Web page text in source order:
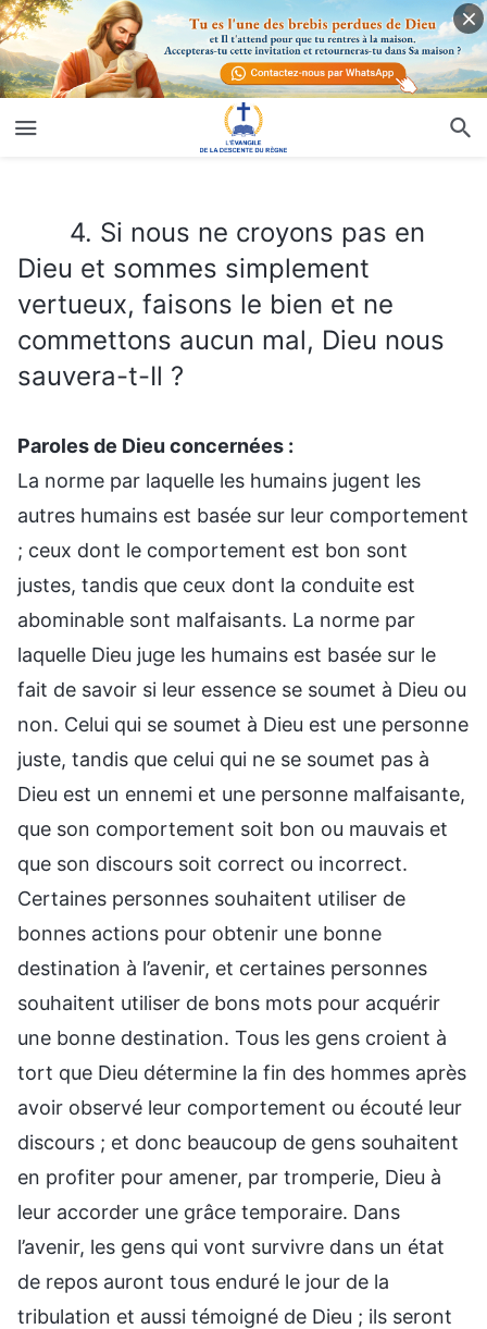
4. Si nous ne croyons pas en
Dieu et sommes simplement
vertueux, faisons le bien et ne
commettons aucun mal, Dieu nous
sauvera-t-Il ?
Paroles de Dieu concernées :
La norme par laquelle les humains jugent les
autres humains est basée sur leur comportement
; ceux dont le comportement est bon sont
justes, tandis que ceux dont la conduite est
abominable sont malfaisants. La norme par
laquelle Dieu juge les humains est basée sur le
fait de savoir si leur essence se soumet à Dieu ou
non. Celui qui se soumet à Dieu est une personne
juste, tandis que celui qui ne se soumet pas à
Dieu est un ennemi et une personne malfaisante,
que son comportement soit bon ou mauvais et
que son discours soit correct ou incorrect.
Certaines personnes souhaitent utiliser de
bonnes actions pour obtenir une bonne
destination à l’avenir, et certaines personnes
souhaitent utiliser de bons mots pour acquérir
une bonne destination. Tous les gens croient à
tort que Dieu détermine la fin des hommes après
avoir observé leur comportement ou écouté leur
discours ; et donc beaucoup de gens souhaitent
en profiter pour amener, par tromperie, Dieu à
leur accorder une grâce temporaire. Dans
l’avenir, les gens qui vont survivre dans un état
de repos auront tous enduré le jour de la
tribulation et aussi témoigné de Dieu ; ils seront